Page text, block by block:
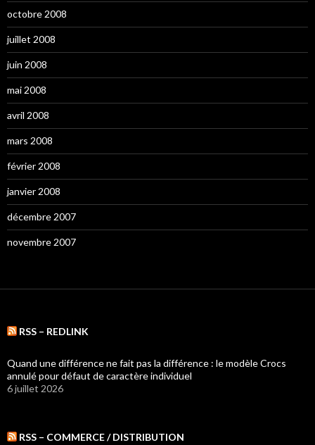
octobre 2008
juillet 2008
juin 2008
mai 2008
avril 2008
mars 2008
février 2008
janvier 2008
décembre 2007
novembre 2007
RSS – REDLINK
Quand une différence ne fait pas la différence : le modèle Crocs
annulé pour défaut de caractère individuel
6 juillet 2026
RSS – COMMERCE / DISTRIBUTION